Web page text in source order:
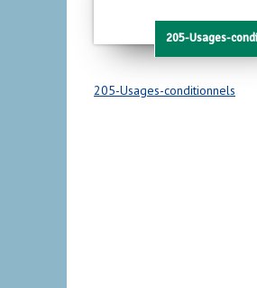
205-Usages-
205-Usages-conditionnels